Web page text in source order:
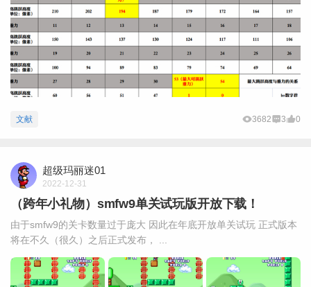
文献 3682 3 0
超级玛丽迷01
2022-12-31
（跨年小礼物）smfw9单关试玩版开放下载！
由于smfw9的关卡数量过于庞大 因此在年底开放单关试玩 正式版本
将在不久（很久）之后正式发布， ...